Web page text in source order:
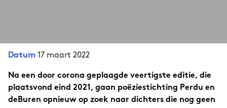
Datum 17 maart 2022
Na een door corona geplaagde veertigste editie, die
plaatsvond eind 2021, gaan poëziestichting Perdu en
deBuren opnieuw op zoek naar dichters die nog geen